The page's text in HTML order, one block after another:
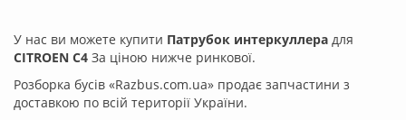
У нас ви можете купити Патрубок интеркуллера для
CITROEN C4 За ціною нижче ринкової.
Розборка бусів «Razbus.com.ua» продає запчастини з
доставкою по всій території України.